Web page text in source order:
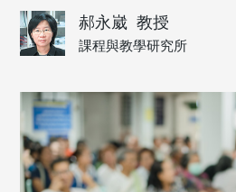
郝永崴 教授
課程與教學研究所